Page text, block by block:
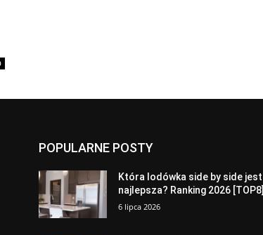
POPULARNE POSTY
Która lodówka side by side jest
najlepsza? Ranking 2026 [TOP8]
6 lipca 2026